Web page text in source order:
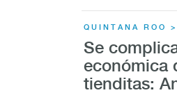
QUINTANA ROO
Se
económica
tienditas: